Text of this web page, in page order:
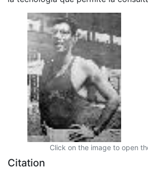
Click on the image to open
Citation